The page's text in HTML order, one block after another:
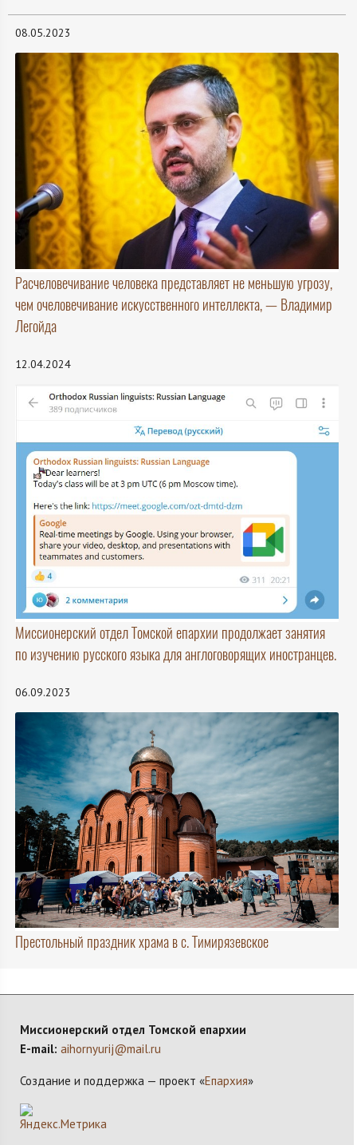
08.05.2023
Расчеловечивание человека представляет не меньшую угрозу,
чем очеловечивание искусственного интеллекта, — Владимир
Легойда
12.04.2024
Миссионерский отдел Томской епархии продолжает занятия
по изучению русского языка для англоговорящих иностранцев.
06.09.2023
Престольный праздник храма в с. Тимирязевское
Миссионерский отдел Томской епархии
E-mail: aihornyurij@mail.ru
Создание и поддержка — проект «Епархия»